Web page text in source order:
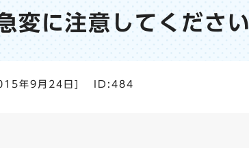
変に注意してください
年9月24日 ID:484